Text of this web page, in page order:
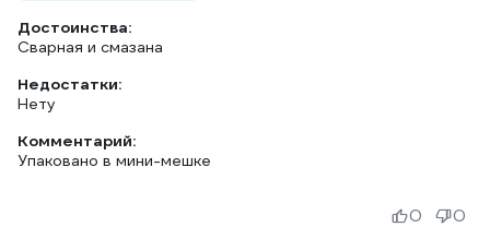
Достоинства:
Сварная и смазана
Недостатки:
Нету
Комментарий:
Упаковано в мини-мешке
0 0